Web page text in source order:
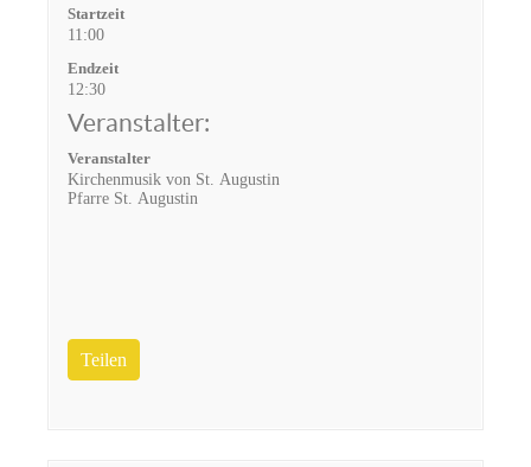
Startzeit
11:00
Endzeit
12:30
Veranstalter:
Veranstalter
Kirchenmusik von St. Augustin
Pfarre St. Augustin
Teilen